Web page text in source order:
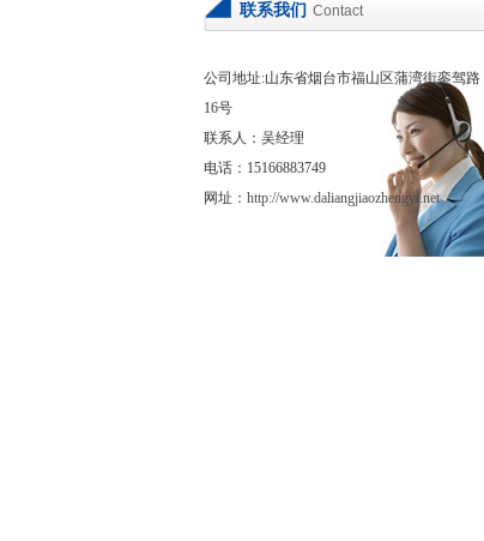
联系我们 Contact
公司地址:山东省烟台市福山区蒲湾街銮驾路
16号
联系人：吴经理
电话：15166883749
网址： http://www.daliangjiaozhengyi.net